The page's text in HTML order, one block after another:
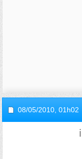
08/05/2010, 01h02